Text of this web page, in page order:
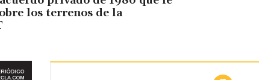
los terrenos de la